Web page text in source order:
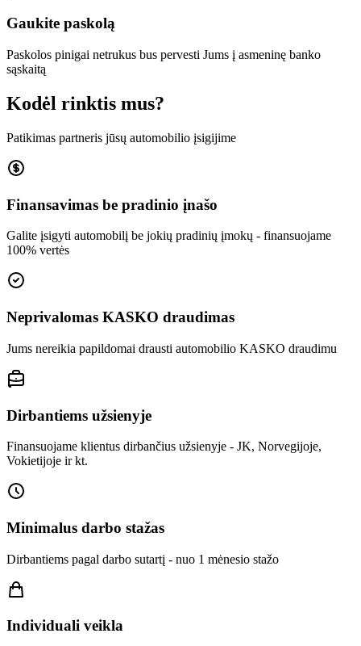
Gaukite paskolą
Paskolos pinigai netrukus bus pervesti Jums į asmeninę banko
sąskaitą
Kodėl rinktis mus?
Patikimas partneris jūsų automobilio įsigijime
Finansavimas be pradinio įnašo
Galite įsigyti automobilį be jokių pradinių įmokų - finansuojame
100% vertės
Neprivalomas KASKO draudimas
Jums nereikia papildomai drausti automobilio KASKO draudimu
Dirbantiems užsienyje
Finansuojame klientus dirbančius užsienyje - JK, Norvegijoje,
Vokietijoje ir kt.
Minimalus darbo stažas
Dirbantiems pagal darbo sutartį - nuo 1 mėnesio stažo
Individuali veikla